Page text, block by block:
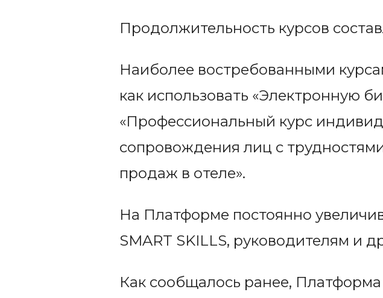
Продолжительность курсов
Наиболее востребованными
как использовать «Электронную
«Профессиональный курс
сопровождения лиц с
продаж в отеле».
На Платформе постоянно
SMART SKILLS, руководителям и
Как сообщалось ранее,